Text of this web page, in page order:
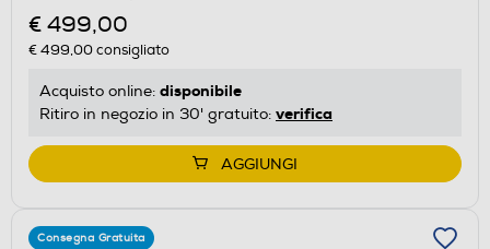
€ 499,00
€ 499,00consigliato
Acquisto online: disponibile
Ritiro in negozio in 30' gratuito: verifica
AGGIUNGI
Consegna Gratuita